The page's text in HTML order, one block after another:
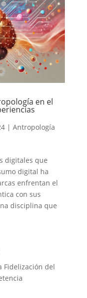
en el
| Antropología
digitales que
digital ha
enfrentan el
con sus
disciplina que
Fidelización del